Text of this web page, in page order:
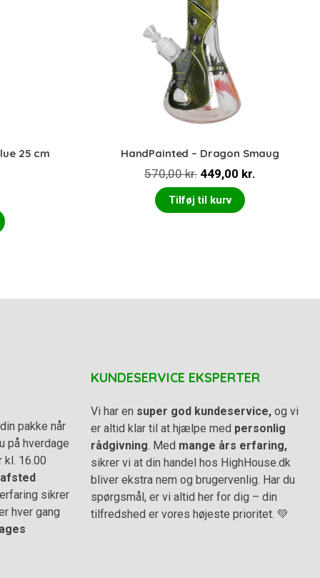
25 cm HandPainted – Dragon Smaug
570,00kr. Den
oprindelige
pris
449,00 kr.
Tilføj til kurv
pakke når
på hverdage
16.00
afsted
sikrer
hver gang
KUNDESERVICE EKSPERTER
Vi har en super god kundeservice, og vi
er altid klar til at hjælpe med personlig
rådgivning. Med mange års erfaring,
sikrer vi at din handel hos HighHouse.dk
bliver ekstra nem og brugervenlig. Har du
spørgsmål, er vi altid her for dig – din
tilfredshed er vores højeste prioritet. 💚